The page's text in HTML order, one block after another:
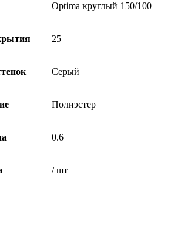
Optima круглый 150/100
25
Серый
Полиэстер
0.6
/ шт